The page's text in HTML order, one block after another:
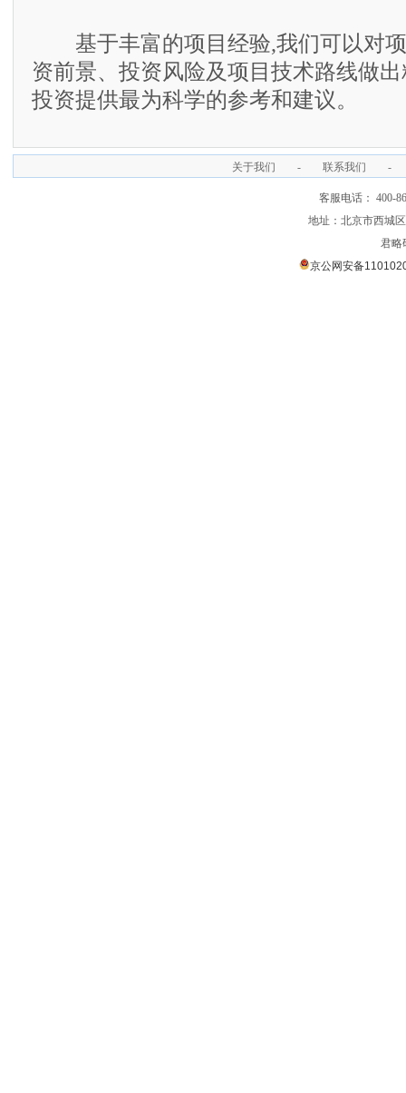
基于丰富的项目经验,我们可以对项
资前景、投资风险及项目技术路线做
投资提供最为科学的参考和建议。
关于我们 - 联系我们 -
客服电话： 400-
地址：北京市西城
君略
京公网安备